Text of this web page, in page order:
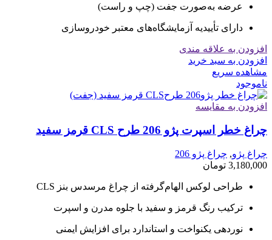
عرضه به‌صورت جفت (چپ و راست)
دارای تأییدیه آزمایشگاه‌های معتبر خودروسازی
افزودن به علاقه مندی
افزودن به سبد خرید
مشاهده سریع
ناموجود
افزودن به مقایسه
چراغ خطر اسپرت پژو 206 طرح CLS قرمز سفید
چراغ پژو, چراغ پژو 206
3,180,000 تومان
طراحی لوکس الهام‌گرفته از چراغ مرسدس بنز CLS
ترکیب رنگ قرمز و سفید با جلوه مدرن و اسپرت
نوردهی یکنواخت و استاندارد برای افزایش ایمنی